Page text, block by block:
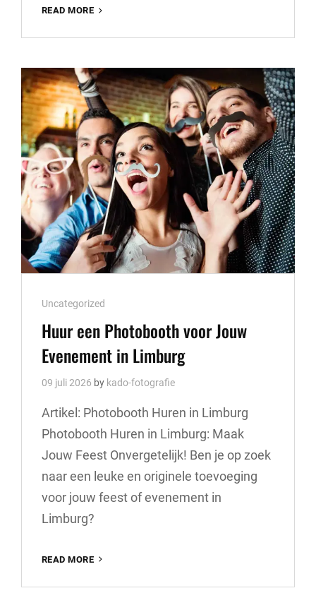
READ MORE
GOEDKOPE
HUREN
Cat
Links
Uncategorized
Huur een Photobooth voor Jouw
Evenement in Limburg
09 juli 2026 by kado-fotografie
Artikel: Photobooth Huren in Limburg
Photobooth Huren in Limburg: Maak
Jouw Feest Onvergetelijk! Ben je op zoek
naar een leuke en originele toevoeging
voor jouw feest of evenement in
Limburg?
READ MORE
PHOTOBOOTH